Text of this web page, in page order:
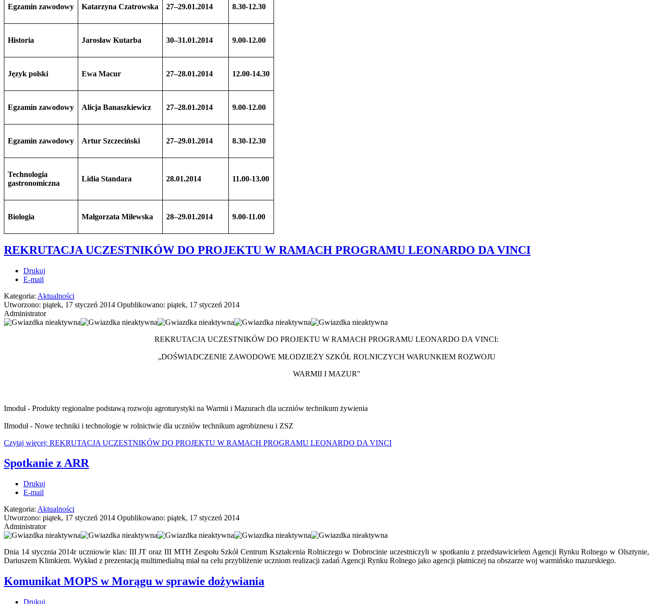
Egzamin zawodowy Katarzyna Czatrowska 27–29.01.2014 8.30-12.30
Historia Jarosław Kutarba 30–31.01.2014 9.00-12.00
Język polski Ewa Macur 27–28.01.2014 12.00-14.30
Egzamin zawodowy Alicja Banaszkiewicz 27–28.01.2014 9.00-12.00
Egzamin zawodowy Artur Szczeciński 27–29.01.2014 8.30-12.30
Technologia
gastronomiczna
Lidia Standara 28.01.2014 11.00-13.00
Biologia Małgorzata Milewska 28–29.01.2014 9.00-11.00
REKRUTACJA UCZESTNIKÓW DO PROJEKTU W RAMACH PROGRAMU LEONARDO DA VINCI
Drukuj
E-mail
Kategoria: Aktualności
Utworzono: piątek, 17 styczeń 2014 Opublikowano: piątek, 17 styczeń 2014
Administrator
REKRUTACJA UCZESTNIKÓW DO PROJEKTU W RAMACH PROGRAMU LEONARDO DA VINCI:
„DOŚWIADCZENIE ZAWODOWE MŁODZIEŻY SZKÓŁ ROLNICZYCH WARUNKIEM ROZWOJU
WARMII I MAZUR"
Imoduł - Produkty regionalne podstawą rozwoju agroturystyki na Warmii i Mazurach dla uczniów technikum żywienia
IImoduł - Nowe techniki i technologie w rolnictwie dla uczniów technikum agrobiznesu i ZSZ
Czytaj więcej: REKRUTACJA UCZESTNIKÓW DO PROJEKTU W RAMACH PROGRAMU LEONARDO DA VINCI
Spotkanie z ARR
Drukuj
E-mail
Kategoria: Aktualności
Utworzono: piątek, 17 styczeń 2014 Opublikowano: piątek, 17 styczeń 2014
Administrator
Dnia 14 stycznia 2014r uczniowie klas: III JT oraz III MTH Zespołu Szkół Centrum Kształcenia Rolniczego w Dobrocinie uczestniczyli w spotkaniu z przedstawicielem Agencji Rynku Rolnego w Olsztynie,
Dariuszem Klimkiem. Wykład z prezentacją multimedialną miał na celu przybliżenie uczniom realizacji zadań Agencji Rynku Rolnego jako agencji płatniczej na obszarze woj warmińsko mazurskiego.
Komunikat MOPS w Morągu w sprawie dożywiania
Drukuj